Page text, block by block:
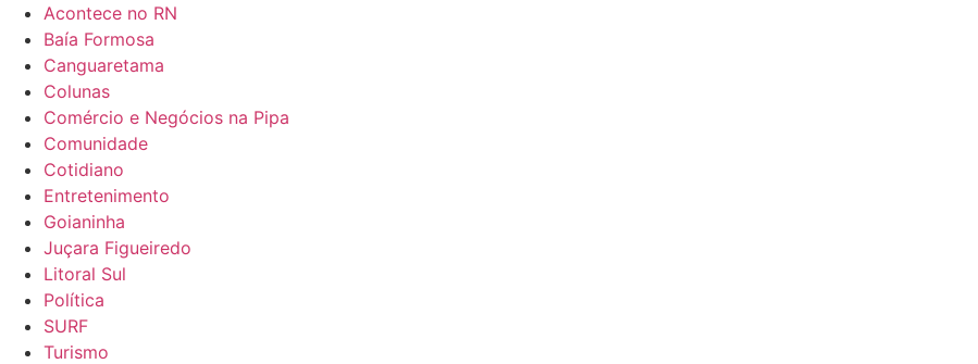
Acontece no RN
Baía Formosa
Canguaretama
Colunas
Comércio e Negócios na Pipa
Comunidade
Cotidiano
Entretenimento
Goianinha
Juçara Figueiredo
Litoral Sul
Política
SURF
Turismo